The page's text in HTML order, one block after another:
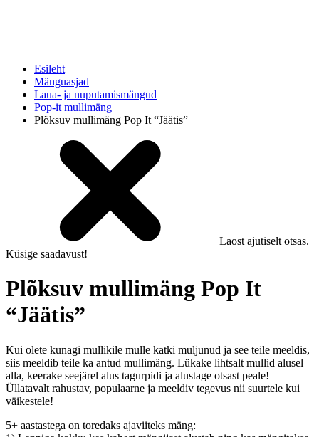
Esileht
Mänguasjad
Laua- ja nuputamismängud
Pop-it mullimäng
Plõksuv mullimäng Pop It “Jäätis”
Laost ajutiselt otsas.
Küsige saadavust!
Plõksuv mullimäng Pop It
“Jäätis”
Kui olete kunagi mullikile mulle katki muljunud ja see teile meeldis,
siis meeldib teile ka antud mullimäng. Lükake lihtsalt mullid alusel
alla, keerake seejärel alus tagurpidi ja alustage otsast peale!
Üllatavalt rahustav, populaarne ja meeldiv tegevus nii suurtele kui
väikestele!
5+ aastastega on toredaks ajaviiteks mäng: